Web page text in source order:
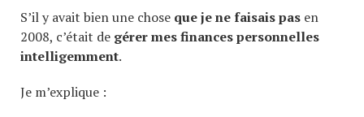
S’il y avait bien une chose que je ne faisais pas en
2008, c’était de gérer mes finances personnelles
intelligemment.
Je m’explique :